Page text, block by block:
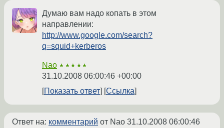
Думаю вам надо копать в этом
направлении:
http://www.google.com/search?
q=squid+kerberos
Nao ★★★★★
31.10.2008 06:00:46 +00:00
Показать ответ
Ссылка
Ответ на: комментарий от Nao 31.10.2008 06:00:46